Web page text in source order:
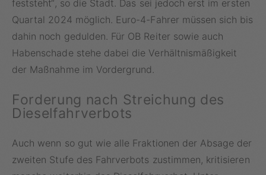
feststeht“, so die Stadt. Das sei jedoch erst im ersten
Quartal 2024 möglich. Euro-4-Fahrer müssen sich bis
dahin noch gedulden. Für OB Reiter sowie auch
Habenschade stehe dabei die Verhältnismäßigkeit
der Maßnahme im Vordergrund.
Forderung nach Streichung des
Dieselfahrverbots
Auch wenn so gut wie alle Fraktionen der Absage der
zweiten Stufe des Fahrverbots zustimmen, kritisieren